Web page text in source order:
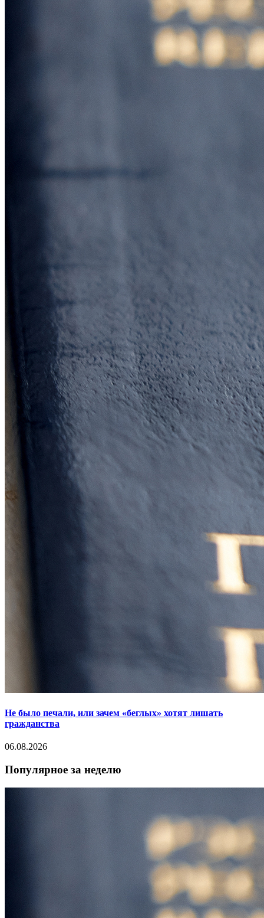
Не было печали, или зачем «беглых» хотят лишать
гражданства
06.08.2026
Популярное за неделю